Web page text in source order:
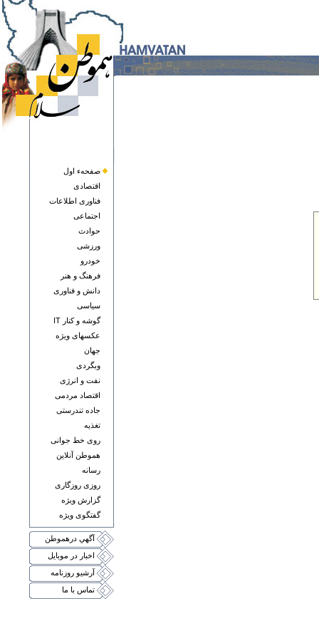
صفحهء اول
اقتصادی
فناوری اطلاعات
اجتماعی
حوادث
ورزشی
خودرو
فرهنگ و هنر
دانش و فناوری
سياسی
گوشه و کنار IT
عکسهای ويژه
جهان
وبگردی
نفت و انرژی
اقتصاد مردمی
جاده تندرستی
تغذيه
روی خط جوانی
هموطن آنلاين
رسانه
روزی روزگاری
گزارش ويژه
گفتگوی ويژه
آگهي درهموطن
اخبار در موبايل
آرشيو روزنامه
تماس با ما